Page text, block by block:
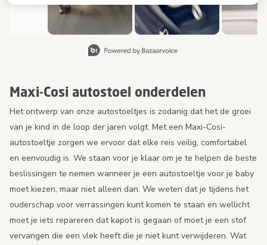
Maxi-Cosi autostoel onderdelen
Het ontwerp van onze autostoeltjes is zodanig dat het de groei
van je kind in de loop der jaren volgt. Met een Maxi-Cosi-
autostoeltje zorgen we ervoor dat elke reis veilig, comfortabel
en eenvoudig is. We staan voor je klaar om je te helpen de beste
beslissingen te nemen wanneer je een autostoeltje voor je baby
moet kiezen, maar niet alleen dan. We weten dat je tijdens het
ouderschap voor verrassingen kunt komen te staan en wellicht
moet je iets repareren dat kapot is gegaan of moet je een stof
vervangen die een vlek heeft die je niet kunt verwijderen. Wat